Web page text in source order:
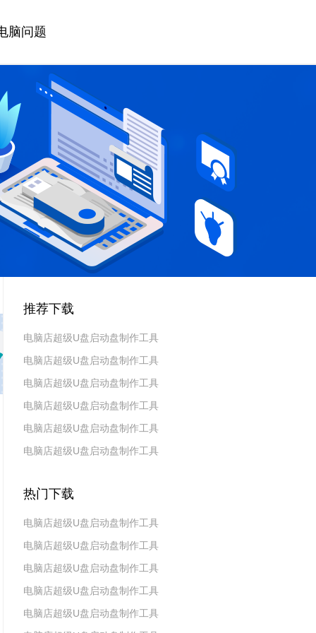
脑问题
推荐下载
电脑店超级U盘启动盘制作工具
v7.5_2606
电脑店超级U盘启动盘制作工具
v7.5_2604
电脑店超级U盘启动盘制作工具
v7.5_2602
电脑店超级U盘启动盘制作工具
v7.5_2511
电脑店超级U盘启动盘制作工具
v7.5_2509
电脑店超级U盘启动盘制作工具
热门下载
电脑店超级U盘启动盘制作工具
v7.5_2606
电脑店超级U盘启动盘制作工具
v7.5_2604
电脑店超级U盘启动盘制作工具
v7.5_2602
电脑店超级U盘启动盘制作工具
v7.5 2019(天蓬元帅版)
电脑店超级U盘启动盘制作工具